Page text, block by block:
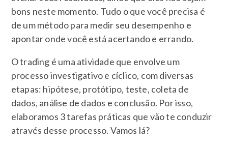
bons neste momento. Tudo o que você precisa é
de um método para medir seu desempenho e
apontar onde você está acertando e errando.
O trading é uma atividade que envolve um
processo investigativo e cíclico, com diversas
etapas: hipótese, protótipo, teste, coleta de
dados, análise de dados e conclusão. Por isso,
elaboramos 3 tarefas práticas que vão te conduzir
através desse processo. Vamos lá?